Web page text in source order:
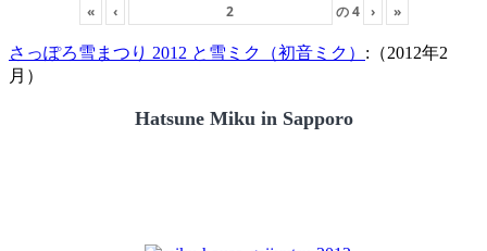
« ‹ の4 › »
さっぽろ雪まつり 2012 と雪ミク（初音ミク） :（2012年2
月）
Hatsune Miku in Sapporo